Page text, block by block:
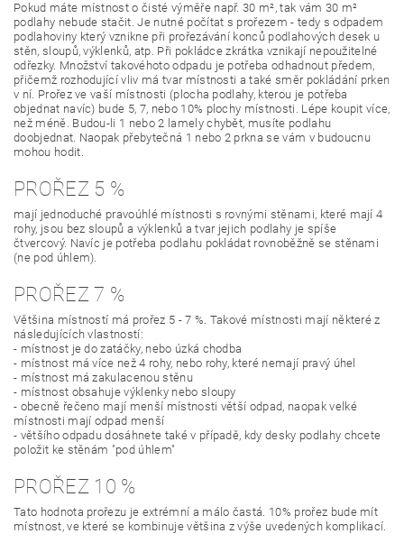
Pokud máte místnost o čisté výměře např. 30 m², tak vám 30 m²
podlahy nebude stačit. Je nutné počítat s prořezem - tedy s odpadem
podlahoviny který vznikne při prořezávání konců podlahových desek u
stěn, sloupů, výklenků, atp. Při pokládce zkrátka vznikají nepoužitelné
odřezky. Množství takovéhoto odpadu je potřeba odhadnout předem,
přičemž rozhodující vliv má tvar místnosti a také směr pokládání prken
v ní. Prořez ve vaší místnosti (plocha podlahy, kterou je potřeba
objednat navíc) bude 5, 7, nebo 10% plochy místnosti. Lépe koupit více,
než méně. Budou-li 1 nebo 2 lamely chybět, musíte podlahu
doobjednat. Naopak přebytečná 1 nebo 2 prkna se vám v budoucnu
mohou hodit.
PROŘEZ 5 %
mají jednoduché pravoúhlé místnosti s rovnými stěnami, které mají 4
rohy, jsou bez sloupů a výklenků a tvar jejich podlahy je spíše
čtvercový. Navíc je potřeba podlahu pokládat rovnoběžně se stěnami
(ne pod úhlem).
PROŘEZ 7 %
Většina místností má prořez 5 - 7 %. Takové místnosti mají některé z
následujících vlastností:
- místnost je do zatáčky, nebo úzká chodba
- místnost má více než 4 rohy, nebo rohy, které nemají pravý úhel
- místnost má zakulacenou stěnu
- místnost obsahuje výklenky nebo sloupy
- obecně řečeno mají menší místnosti větší odpad, naopak velké
místnosti mají odpad menší
- většího odpadu dosáhnete také v případě, kdy desky podlahy chcete
položit ke stěnám "pod úhlem"
PROŘEZ 10 %
Tato hodnota prořezu je extrémní a málo častá. 10% prořez bude mít
místnost, ve které se kombinuje většina z výše uvedených komplikací.